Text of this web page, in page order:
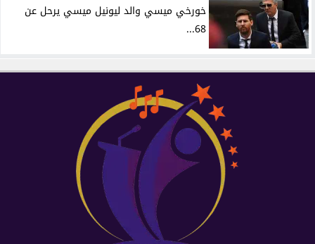
خورخي ميسي والد ليونيل ميسي يرحل عن
68...